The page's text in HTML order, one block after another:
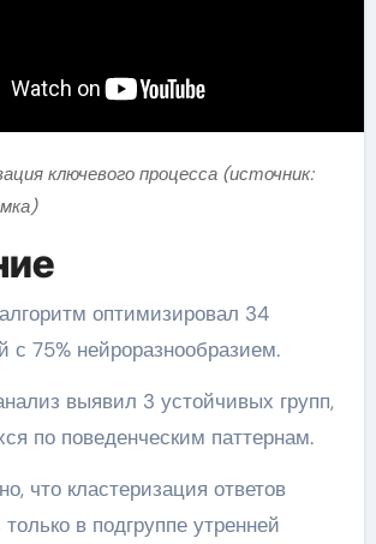
ключевого процесса (источник:
оптимизировал 34
с 75% нейроразнообразием.
выявил 3 устойчивых групп,
по поведенческим паттернам.
что кластеризация ответов
в подгруппе утренней